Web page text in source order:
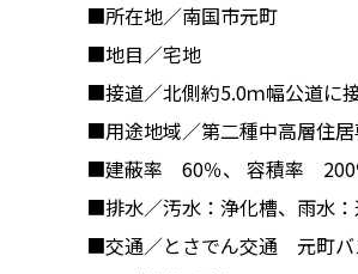
■所在地／南国市元町
■地目／宅地
■接道／北側約5.0ｍ幅公道に
■用途地域／第二種中高層住
■建蔽率 60％、 容積率 200
■排水／汚水：浄化槽、雨水
■交通／とさでん交通 元町